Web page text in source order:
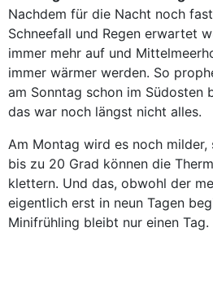
Nachdem für die Nacht noch
Schneefall und Regen erwartet
immer mehr auf und
immer wärmer werden. So
am Sonntag schon im Südosten
das war noch längst nicht alles.
Am Montag wird es noch milder,
bis zu 20 Grad können die
klettern. Und das, obwohl der
eigentlich erst in neun Tagen
Minifrühling bleibt nur einen Tag.